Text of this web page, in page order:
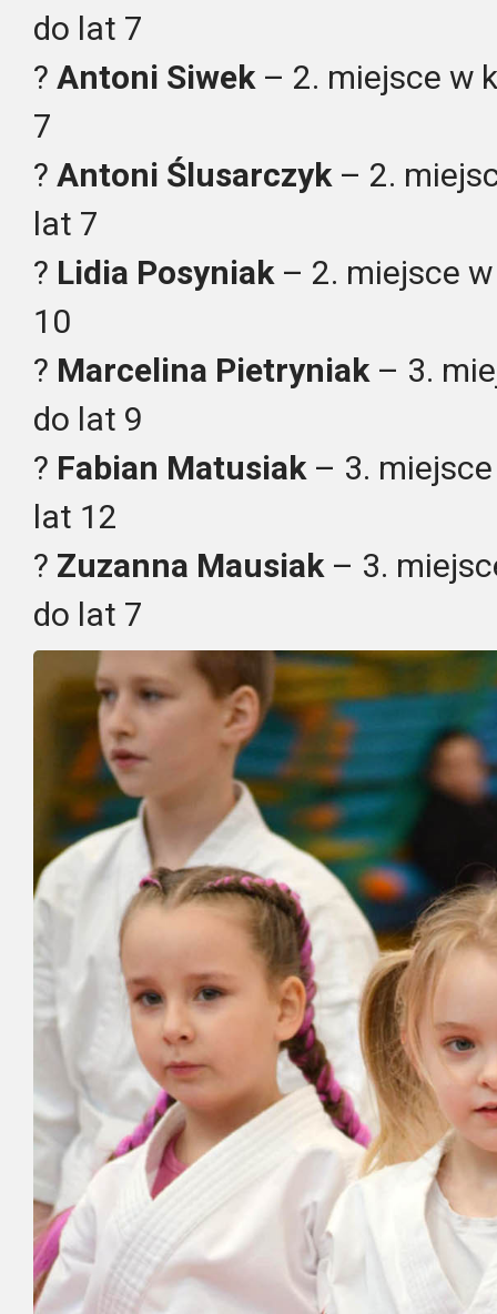
do lat 7
? Antoni Siwek– 2. miejsce w
7
? Antoni Ślusarczyk– 2.
lat 7
? Lidia Posyniak– 2. miejsce
10
? Marcelina Pietryniak– 3.
do lat 9
? Fabian Matusiak– 3.
lat 12
? Zuzanna Mausiak– 3.
do lat 7